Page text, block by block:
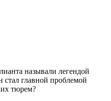
называли легендой
стал главной проблемой
тюрем?